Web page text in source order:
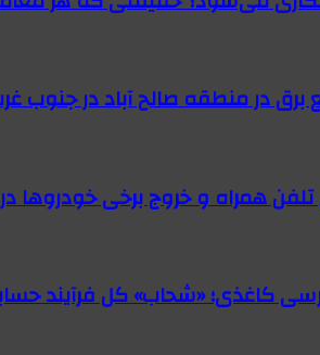
در منطقه صالح آباد در جنوب
همراه و خروج برخی خودروها در
کاغذی؛ «شحاب» کل فرآیند